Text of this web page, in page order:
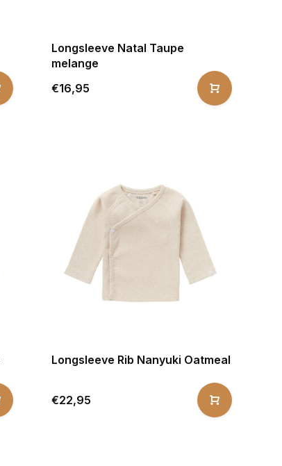
Longsleeve Natal Taupe
melange
€16,95
Longsleeve Rib Nanyuki Oatmeal
€22,95